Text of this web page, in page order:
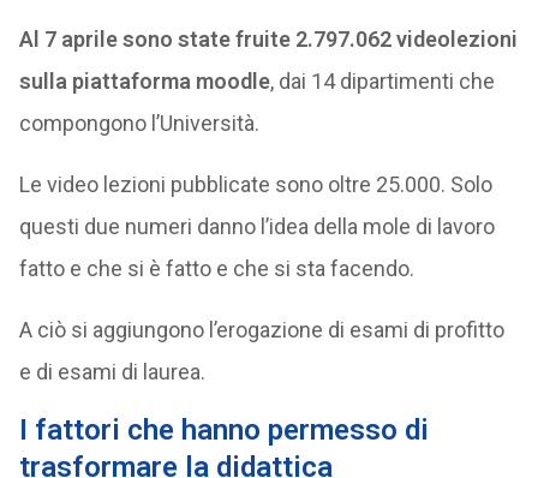
Al 7 aprile sono state fruite 2.797.062 videolezioni
sulla piattaforma moodle, dai 14 dipartimenti che
compongono l’Università.
Le video lezioni pubblicate sono oltre 25.000. Solo
questi due numeri danno l’idea della mole di lavoro
fatto e che si è fatto e che si sta facendo.
A ciò si aggiungono l’erogazione di esami di profitto
e di esami di laurea.
I fattori che hanno permesso di
trasformare la didattica